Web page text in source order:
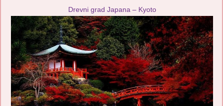
Drevni grad Japana – Kyoto